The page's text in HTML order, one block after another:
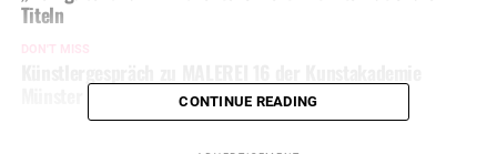
Titeln
DON'T MISS
CONTINUE READING